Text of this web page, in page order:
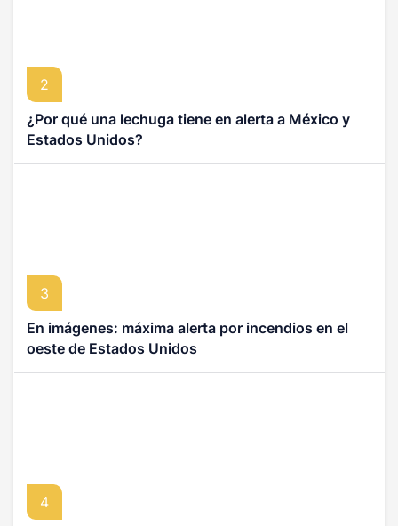
2
¿Por qué una lechuga tiene en alerta a México y
Estados Unidos?
3
En imágenes: máxima alerta por incendios en el
oeste de Estados Unidos
4